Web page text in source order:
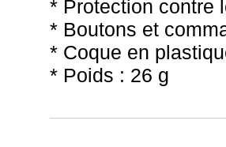
* Protection contre
* Boutons et
* Coque en
* Poids : 26 g